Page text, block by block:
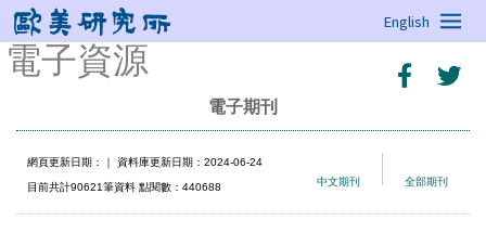
English
電子資源
電子期刊
中文期刊 全部期刊
網頁更新日期： ｜ 資料庫更新日期：2024-06-24
目前共計90621筆資料 點閱數：440688